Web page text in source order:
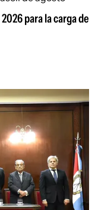
para la carga de